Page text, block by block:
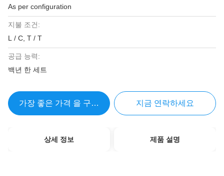
As per configuration
지불 조건:
L / C, T / T
공급 능력:
백년 한 세트
가장 좋은 가격 을 구하라 지금 연락하세요
상세 정보 제품 설명